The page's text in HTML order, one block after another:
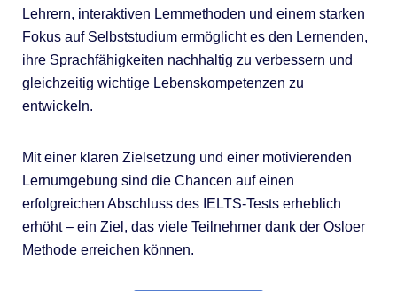
Lehrern, interaktiven Lernmethoden und einem starken
Fokus auf Selbststudium ermöglicht es den Lernenden,
ihre Sprachfähigkeiten nachhaltig zu verbessern und
gleichzeitig wichtige Lebenskompetenzen zu
entwickeln.
Mit einer klaren Zielsetzung und einer motivierenden
Lernumgebung sind die Chancen auf einen
erfolgreichen Abschluss des IELTS-Tests erheblich
erhöht – ein Ziel, das viele Teilnehmer dank der Osloer
Methode erreichen können.